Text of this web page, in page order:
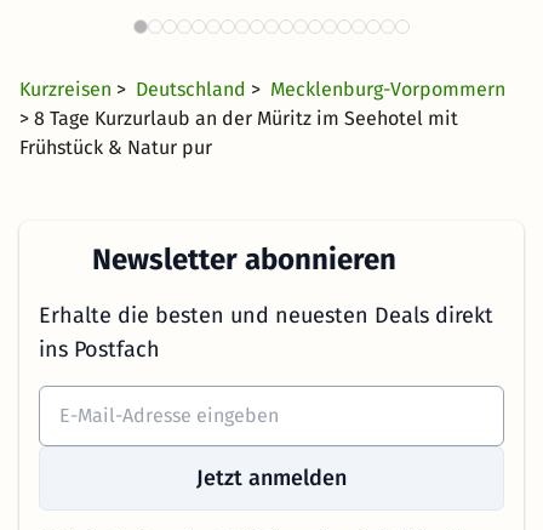
42 €
Kurzreisen > Deutschland > Mecklenburg-Vorpommern
> 8 Tage Kurzurlaub an der Müritz im Seehotel mit
Frühstück & Natur pur
Newsletter abonnieren
Erhalte die besten und neuesten Deals direkt
ins Postfach
Jetzt anmelden